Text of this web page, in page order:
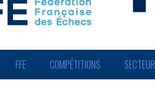
FFE COMPÉTITIONS